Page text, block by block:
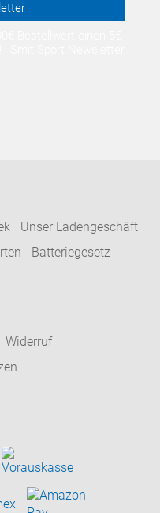
Unser Ladengeschäft
Batteriegesetz
Widerruf